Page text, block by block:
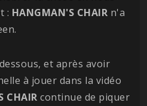
: HANGMAN'S CHAIR n'a
et après avoir
à jouer dans la vidéo
CHAIR continue de piquer